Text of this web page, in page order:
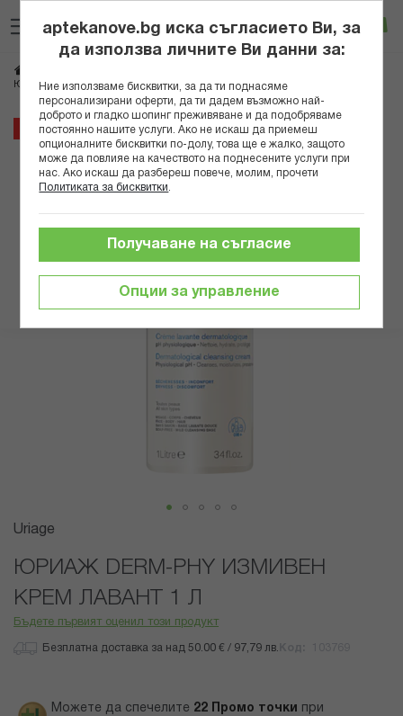
към
съдържанието
Вход
ЮРИАЖ DERM-PHY ИЗМИВЕН КРЕМ ЛАВАНТ 1 Л
15%
Преминете
края
Преминете
началото
галерия
със
Uriage
ЮРИАЖ DERM-PHY ИЗМИВЕН
КРЕМ ЛАВАНТ 1 Л
Бъдете първият оценил този продукт
Безплатна доставка за над 50.00 € / 97,79 лв.
Можете да спечелите 22 Промо точки
при
aptekanove.bg иска съгласието Ви, за
да използва личните Ви данни за:
Ние използваме бисквитки, за да ти поднасяме
персонализирани оферти, да ти дадем възможно най-
доброто и гладко шопинг преживяване и да подобряваме
постоянно нашите услуги. Ако не искаш да приемеш
опционалните бисквитки по-долу, това ще е жалко, защото
може да повлияе на качеството на поднесените услуги при
нас. Ако искаш да разбереш повече, молим, прочети
Политиката за бисквитки
Опции за управление
Получаване на съгласие